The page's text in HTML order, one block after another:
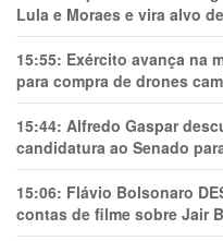
Lula e Moraes e vira alvo
15:55: Exército avança na
para compra de drones
15:44: Alfredo Gaspar
candidatura ao Senado
15:06: Flávio Bolsonaro
contas de filme sobre Jair